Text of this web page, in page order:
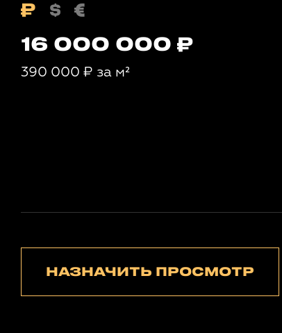
16 000 000
390 000 ₽ за м²
НАЗНАЧИТЬ ПРОСМОТР